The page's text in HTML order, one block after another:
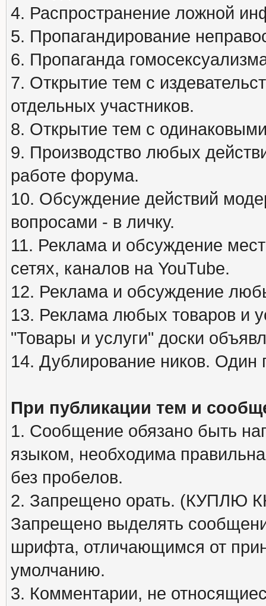
4. Распространение ложной
5. Пропагандирование
6. Пропаганда
7. Открытие тем с
отдельных участников.
8. Открытие тем с
9. Производство любых
работе форума.
10. Обсуждение действий
вопросами - в личку.
11. Реклама и обсуждение
сетях, каналов на YouTube.
12. Реклама и обсуждение
13. Реклама любых товаров и
"Товары и услуги" доски
14. Дублирование ников. Один
При публикации тем и
1. Сообщение обязано быть
языком, необходима
без пробелов.
2. Запрещено орать. (КУПЛЮ
Запрещено выделять
шрифта, отличающимся от
умолчанию.
3. Комментарии, не